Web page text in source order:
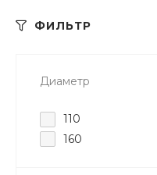
ФИЛЬТР
Диаметр
110
160